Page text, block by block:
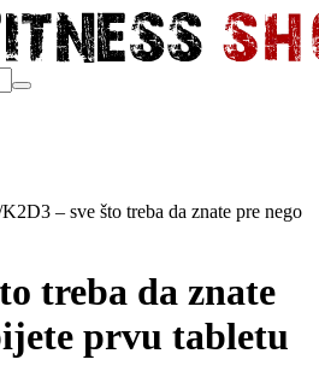
K2D3 – sve što treba da znate pre nego
treba da znate
prvu tabletu